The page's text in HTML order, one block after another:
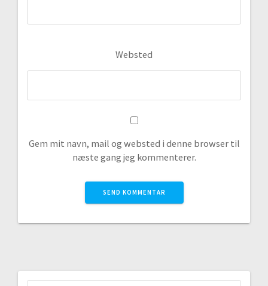
Websted
Gem mit navn, mail og websted i denne browser til
næste gang jeg kommenterer.